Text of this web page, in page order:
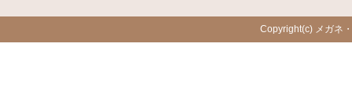
Copyright(c) メガネ